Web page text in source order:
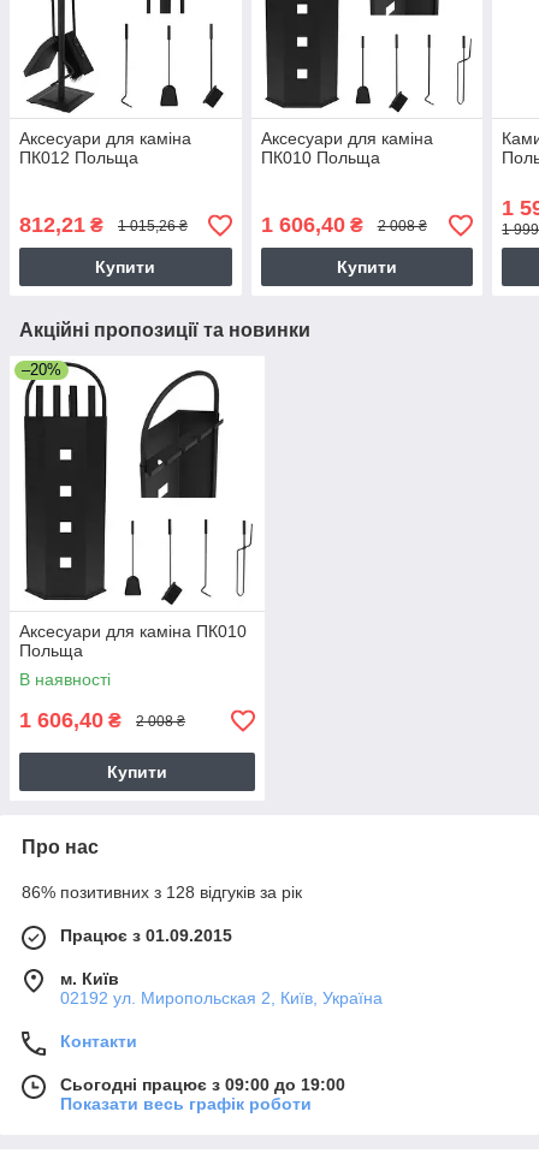
Аксесуари для каміна
ПК012 Польща
812,21 ₴ 1 015,26 ₴
Купити
Аксесуари для каміна
ПК010 Польща
1 606,40₴ 2 008 ₴
Купити
1
1
Акційні пропозиції та новинки
–20%
Аксесуари для каміна ПК010
Польща
В наявності
1 606,40 ₴ 2 008 ₴
Купити
Про нас
86% позитивних з 128 відгуків за рік
Працює з 01.09.2015
м. Київ
02192 ул. Миропольская 2, Київ, Україна
Контакти
Сьогодні працює з 09:00 до 19:00
Показати весь графік роботи